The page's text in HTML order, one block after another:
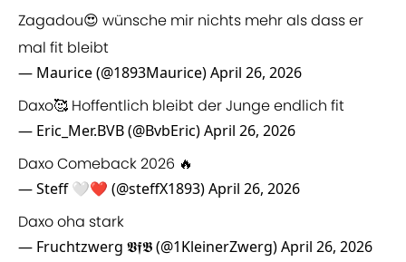
Zagadou😍 wünsche mir nichts mehr als dass er
mal fit bleibt
— Maurice (@1893Maurice)April 26, 2026
Daxo🥰 Hoffentlich bleibt der Junge endlich fit
— Eric_Mer.BVB (@BvbEric)April 26, 2026
Daxo Comeback 2026 🔥
— Steff 🤍❤️ (@steffX1893)April 26, 2026
Daxo oha stark
— Fruchtzwerg 𝖁𝖋𝕭 (@1KleinerZwerg)April 26, 2026